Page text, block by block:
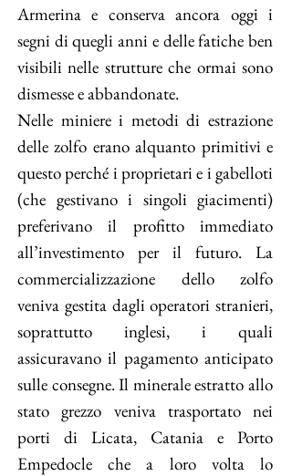
Armerina e conserva ancora oggi i
segni di quegli anni e delle fatiche ben
visibili nelle strutture che ormai sono
dismesse e abbandonate.
Nelle miniere i metodi di estrazione
delle zolfo erano alquanto primitivi e
questo perché i proprietari e i gabelloti
(che gestivano i singoli giacimenti)
preferivano il profitto immediato
all’investimento per il futuro. La
commercializzazione dello zolfo
veniva gestita dagli operatori stranieri,
soprattutto inglesi, i quali
assicuravano il pagamento anticipato
sulle consegne. Il minerale estratto allo
stato grezzo veniva trasportato nei
porti di Licata, Catania e Porto
Empedocle che a loro volta lo